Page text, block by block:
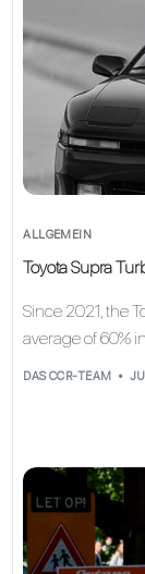
ALLGEMEIN
Toyota Supra
Since 2021, the
average of 60%
DAS CCR-TEAM